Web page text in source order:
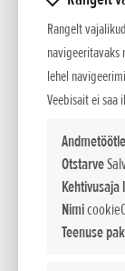
Rangelt
lehel
Veebisait ei
Otstarve
Kehtivusaja
Nimi
Teenuse
2006-2008
Honda
aastal 1958 oli
verstapostiks.
Motorollerit
mopeed toodi
ette